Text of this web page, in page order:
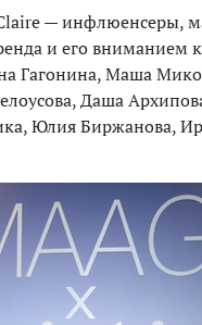
Claire —
и его вниманием
Гагонина, Маша
Даша
Юлия Биржанова,